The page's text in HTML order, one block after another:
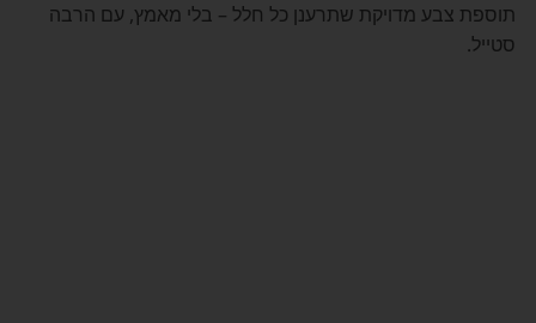
תוספת צבע מדויקת שתרענן כל חלל – בלי מאמץ, עם הרבה
סטייל.